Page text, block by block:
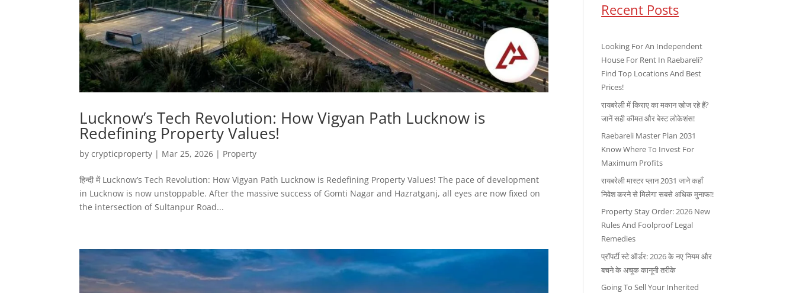
Lucknow’s Tech Revolution: How Vigyan Path Lucknow is
Redefining Property Values!
bycrypticproperty | Mar 25, 2026 | Property
हिन्दी में Lucknow’s Tech Revolution: How Vigyan Path Lucknow is Redefining Property Values! The pace of development
in Lucknow is now unstoppable. After the massive success of Gomti Nagar and Hazratganj, all eyes are now fixed on
the intersection of Sultanpur Road...
Recent Posts
Looking For An Independent
House For Rent In Raebareli?
Find Top Locations And Best
Prices!
रायबरेली में किराए का मकान खोज रहे हैं?
जानें सही कीमत और बेस्ट लोकेशंस!
Raebareli Master Plan 2031
Know Where To Invest For
Maximum Profits
रायबरेली मास्टर प्लान 2031 जाने कहाँ
निवेश करने से मिलेगा सबसे अधिक मुनाफा!
Property Stay Order: 2026 New
Rules And Foolproof Legal
Remedies
प्रॉपर्टी स्टे ऑर्डर: 2026 के नए नियम और
बचने के अचूक कानूनी तरीके
Going To Sell Your Inherited